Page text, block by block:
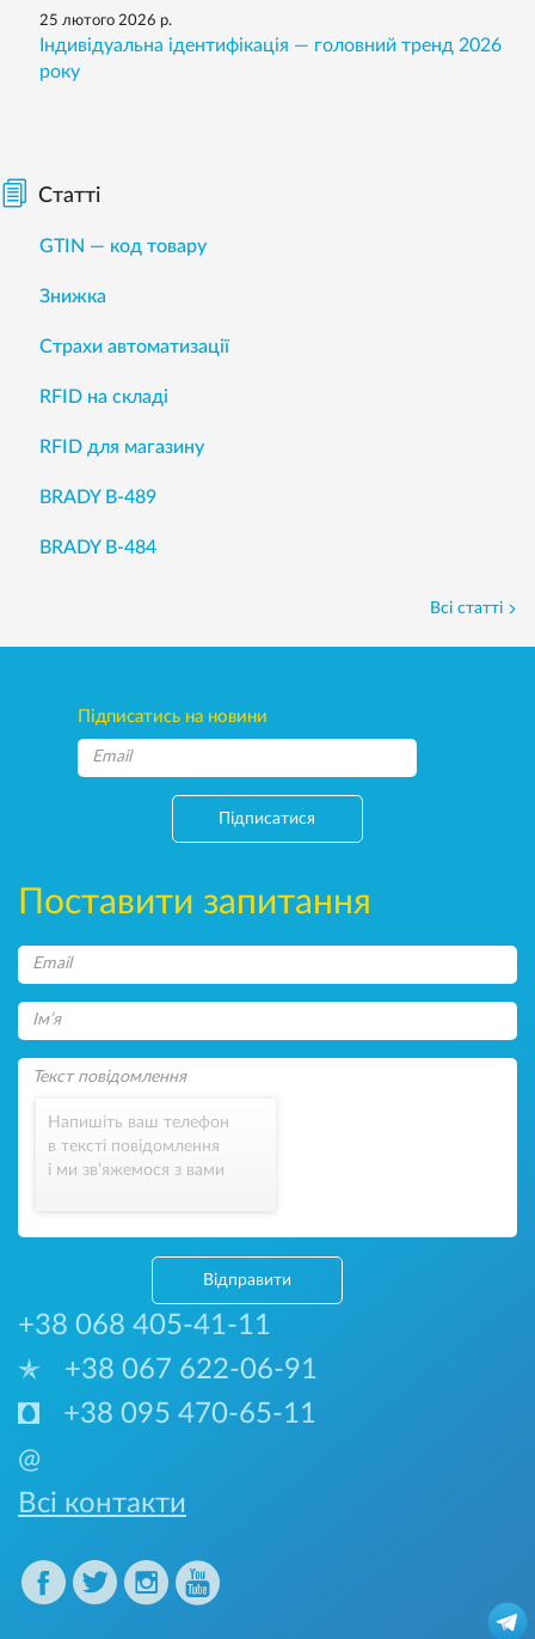
25 лютого 2026 р.
Індивідуальна ідентифікація — головний тренд 2026
року
Статті
GTIN — код товару
Знижка
Страхи автоматизації
RFID на складі
RFID для магазину
BRADY B-489
BRADY B-484
Всі статті
Підписатись на новини
Підписатися
Поставити запитання
Напишіть ваш телефон
в тексті повідомлення
і ми зв’яжемося з вами
Відправити
+38 068 405-41-11
+38 067 622-06-91
+38 095 470-65-11
@
Всі контакти